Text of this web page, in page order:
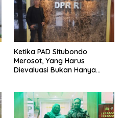
Ketika PAD Situbondo
Merosot, Yang Harus
Dievaluasi Bukan Hanya
Rumah Tangganya Sendiri.